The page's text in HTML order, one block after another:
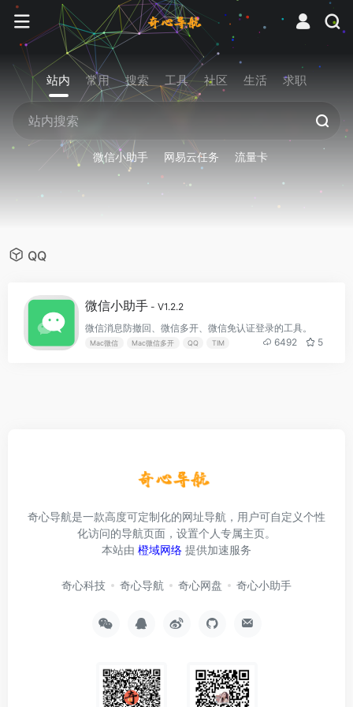
站内 常用 搜索 工具 社区 生活 求职
微信小助手 网易云任务 流量卡
QQ
微信小助手 - V1.2.2
微信消息防撤回、微信多开、微信免认证登录的工具。
Mac微信 Mac微信多开 QQ TIM 6492 5
奇心导航是一款高度可定制化的网址导航，用户可自定义个性
化访问的导航页面，设置个人专属主页。
本站由 橙域网络 提供加速服务
奇心科技 奇心导航 奇心网盘 奇心小助手